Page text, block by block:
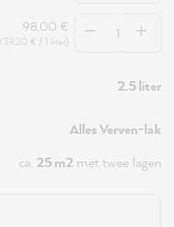
98,00 €
(39,20 € / 1 liter)
Hoeveelheid
2.5 liter
Alles Verven-lak
ca. 25 m2 met twee lagen